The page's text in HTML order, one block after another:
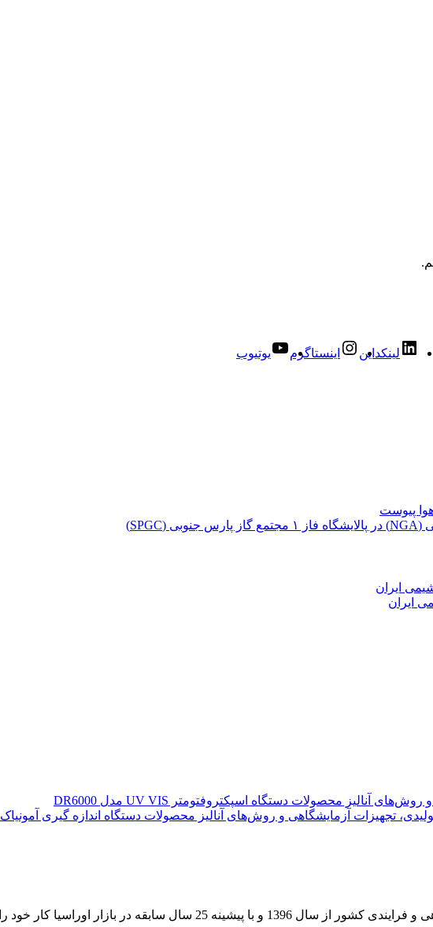
لینکداین اینستاگرم یوتیوب
پیوست
ایران
دستگاه اسپکتروفتومتر UV VIS مدل DR6000
دستگاه اندازه گیری آمونیاک Amtax sc
اوراسیا کار خود را با این شعار آغاز نمود: